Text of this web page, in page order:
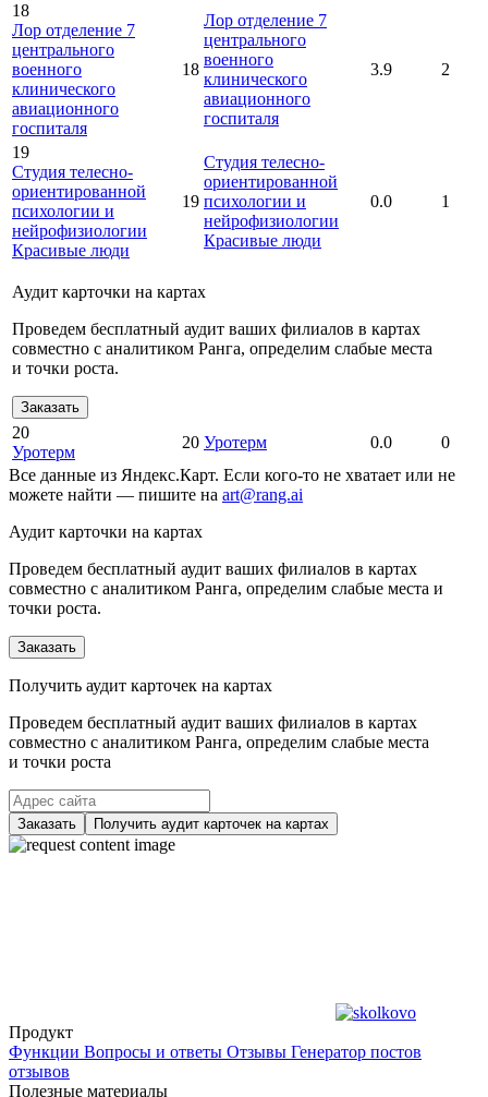
18
Лор отделение 7
центрального
военного
клинического
авиационного
госпиталя
18
Лор отделение 7
центрального
военного
клинического
авиационного
госпиталя
3.9 2
19
Студия телесно-
ориентированной
психологии и
нейрофизиологии
Красивые люди
19
Студия телесно-
ориентированной
психологии и
нейрофизиологии
Красивые люди
0.0 1
Аудит карточки на картах
Проведем бесплатный аудит ваших филиалов в картах
совместно с аналитиком Ранга, определим слабые места
и точки роста.
Заказать
20
Уротерм
20 Уротерм 0.0
0
Все данные из Яндекс.Карт. Если кого-то не хватает или не
можете найти — пишите на art@rang.ai
Аудит карточки на картах
Проведем бесплатный аудит ваших филиалов в картах
совместно с аналитиком Ранга, определим слабые места и
точки роста.
Заказать
Получить аудит карточек на картах
Проведем бесплатный аудит ваших филиалов в картах
совместно с аналитиком Ранга, определим слабые места
и точки роста
Заказать Получить аудит карточек на картах
Продукт
Функции Вопросы и ответы Отзывы Генератор постов
отзывов
Полезные материалы